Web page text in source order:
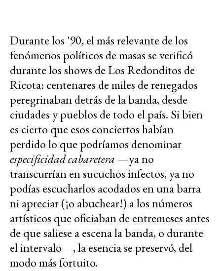
Durante los '90, el más relevante de los
fenómenos políticos de masas se verificó
durante los shows de Los Redonditos de
Ricota: centenares de miles de renegados
peregrinaban detrás de la banda, desde
ciudades y pueblos de todo el país. Si bien
es cierto que esos conciertos habían
perdido lo que podríamos denominar
especificidad cabaretera —ya no
transcurrían en sucuchos infectos, ya no
podías escucharlos acodados en una barra
ni apreciar (¡o abuchear!) a los números
artísticos que oficiaban de entremeses antes
de que saliese a escena la banda, o durante
el intervalo—, la esencia se preservó, del
modo más fortuito.